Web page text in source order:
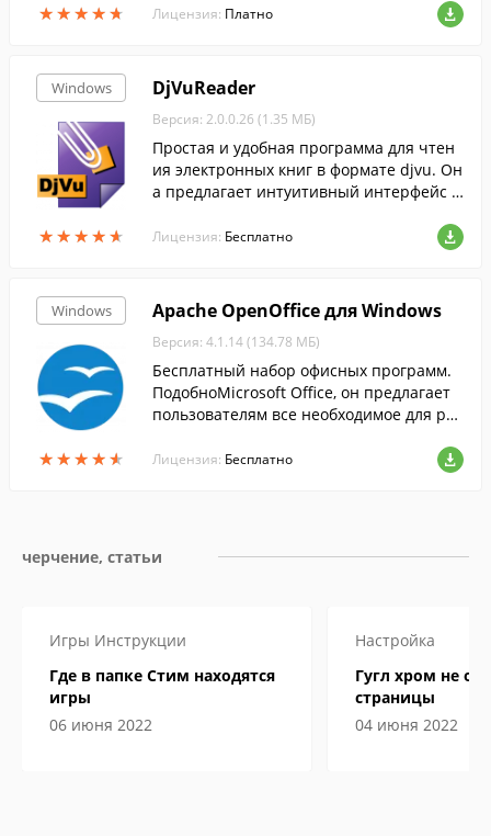
★★★★★
★★★★★ Лицензия: Платно
Windows
★★★★★
★★★★★
DjVuReader
Версия: 2.0.0.26 (1.35 МБ)
Простая и удобная программа для чтен
ия электронных книг в формате djvu. Он
а предлагает интуитивный интерфейс с
ражения страниц....
Лицензия: Бесплатно
Windows
★★★★★
★★★★★
Apache OpenOffice для Windows
Версия: 4.1.14 (134.78 МБ)
Бесплатный набор офисных программ.
ПодобноMicrosoft Office, он предлагает
пользователям все необходимое для раб
Лицензия: Бесплатно
черчение, статьи
Игры Инструкции
Где в папке Стим находятся
игры
06 июня 2022
Настройка
Гугл хром не
страницы
04 июня 2022